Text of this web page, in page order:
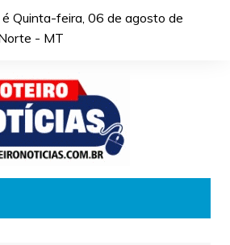
Quinta-feira, 06 de agosto de
- MT